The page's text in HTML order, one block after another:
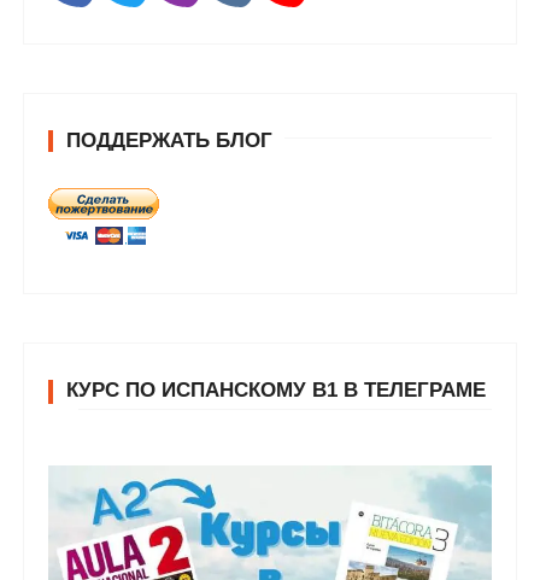
ПОДДЕРЖАТЬ БЛОГ
КУРС ПО ИСПАНСКОМУ В1 В ТЕЛЕГРАМЕ